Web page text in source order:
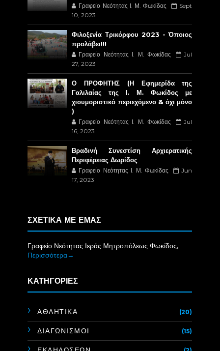
Γραφείο Νεότητας Ι. Μ. Φωκίδας
Sept
10, 2023
Φιλοξενία Τρικόρφου 2023 - Όποιος
προλάβει!!!
Γραφείο Νεότητας Ι. Μ. Φωκίδας
Jul
27, 2023
Ο ΠΡΟΦΗΤΗΣ (Η Εφημερίδα της
Γαλιλαίας της Ι. Μ. Φωκίδος με
χιουμοριστικό περιεχόμενο & όχι μόνο
)
Γραφείο Νεότητας Ι. Μ. Φωκίδας
Jul
16, 2023
Βραδινή Συνεστίση Αρχιερατικής
Περιφέρειας Δωρίδος
Γραφείο Νεότητας Ι. Μ. Φωκίδας
Jun
17, 2023
ΣΧΕΤΙΚΑ ΜΕ ΕΜΑΣ
Γραφείο Νεότητας Ιεράς Μητροπόλεως Φωκίδος,
Περισσότερα→
ΚΑΤΗΓΟΡΙΕΣ
ΑΘΛΗΤΙΚΑ (20)
ΔΙΑΓΩΝΙΣΜΟΙ (15)